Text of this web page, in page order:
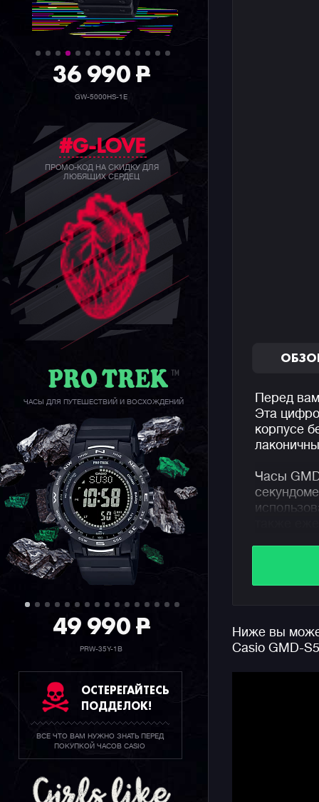
36 990P
GW-5000HS-1E
#G-LOVE
ПРОМО-КОД НА СКИДКУ ДЛЯ
ЛЮБЯЩИХ СЕРДЕЦ
ЧАСЫ ДЛЯ ПУТЕШЕСТВИЙ И ВОСХОЖДЕНИЙ
49 990P
PRW-35Y-1B
ОСТЕРЕГАЙТЕСЬ
ПОДДЕЛОК!
ВСЕ ЧТО ВАМ НУЖНО ЗНАТЬ ПЕРЕД
ПОКУПКОЙ ЧАСОВ CASIO
Перед
Эта
корпусе
Часы
Ниже вы
Casio GMD-